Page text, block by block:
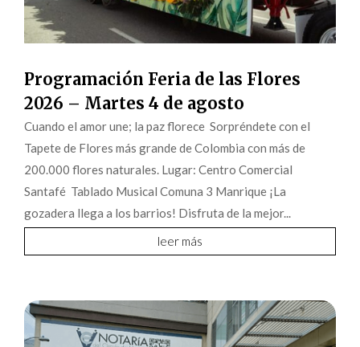
Programación Feria de las Flores
2026 – Martes 4 de agosto
Cuando el amor une; la paz florece Sorpréndete con el
Tapete de Flores más grande de Colombia con más de
200.000 flores naturales. Lugar: Centro Comercial
Santafé Tablado Musical Comuna 3 Manrique ¡La
gozadera llega a los barrios! Disfruta de la mejor...
leer más